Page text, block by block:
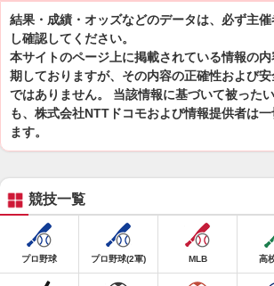
結果・成績・オッズなどのデータは、必ず主
し確認してください。
本サイトのページ上に掲載されている情報の
期しておりますが、その内容の正確性および
ではありません。 当該情報に基づいて被った
も、株式会社NTTドコモおよび情報提供者は
ます。
競技一覧
プロ野球 プロ野球(2軍) MLB 高